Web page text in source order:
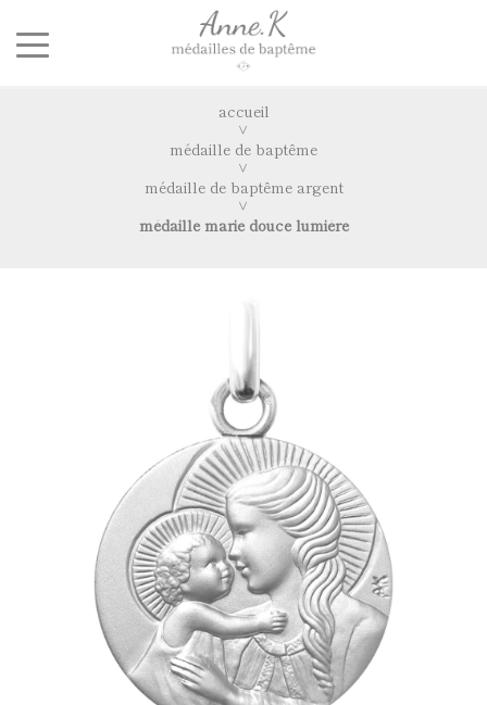
accueil
médaille de baptême
médaille de baptême argent
médaille marie douce lumière